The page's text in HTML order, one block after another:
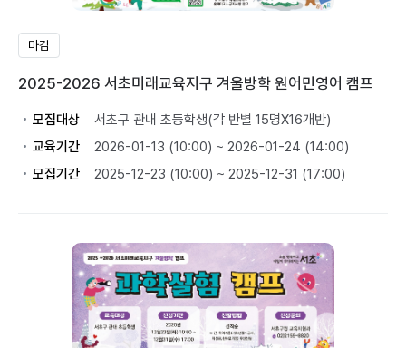
마감
2025-2026 서초미래교육지구 겨울방학 원어민영어 캠프
모집대상
서초구 관내 초등학생(각 반별 15명X16개반)
교육기간
2026-01-13 (10:00) ~ 2026-01-24 (14:00)
모집기간
2025-12-23 (10:00) ~ 2025-12-31 (17:00)